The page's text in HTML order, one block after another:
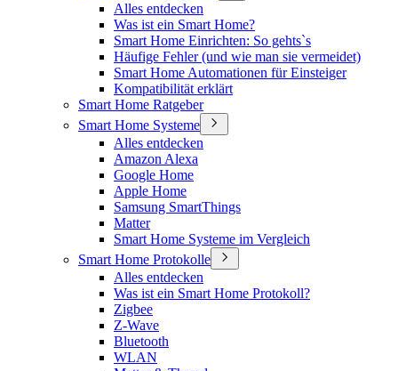
Alles entdecken
Was ist ein Smart Home?
Smart Home Einrichten: So gehts`s
Häufige Fehler (und wie man sie vermeidet)
Smart Home Automationen für Einsteiger
Kompatibilität erklärt
Smart Home Ratgeber
Smart Home Systeme
Alles entdecken
Amazon Alexa
Google Home
Apple Home
Samsung SmartThings
Matter
Smart Home Systeme im Vergleich
Smart Home Protokolle
Alles entdecken
Was ist ein Smart Home Protokoll?
Zigbee
Z-Wave
Bluetooth
WLAN